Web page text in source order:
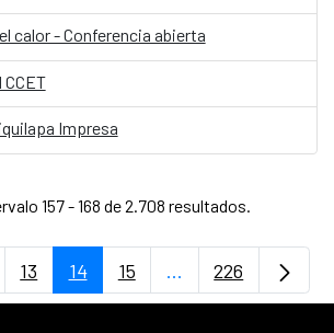
calor - Conferencia abierta
Impresa
157 - 168 de 2.708 resultados.
intermedias Use TAB para
Página
13 Página
14 Página
15 ...PáginasPágina
226